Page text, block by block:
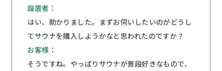
設置者 ：
はい、助かりました。まずお伺いしたいのがどうし
てサウナを購入しようかなと思われたのですか？
お客様 ：
そうですね。やっぱりサウナが普段好きなもので、